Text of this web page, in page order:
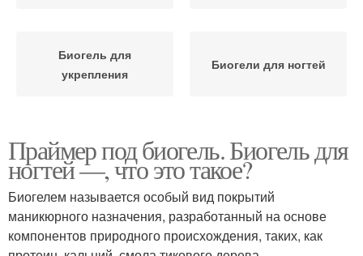
Биогель для
укрепления
Биогели для ногтей
Праймер под биогель. Биогель для
ногтей —, что это такое?
Биогелем называется особый вид покрытий
маникюрного назначения, разработанный на основе
компонентов природного происхождения, таких, как